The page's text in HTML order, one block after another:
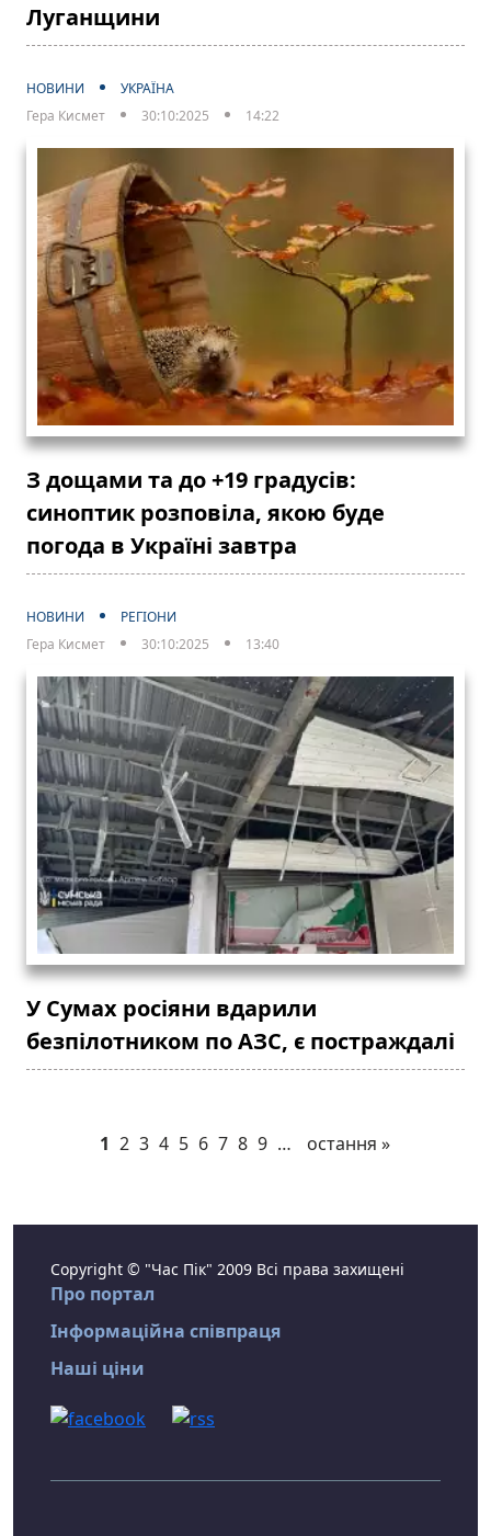
Луганщини
НОВИНИ
УКРАЇНА
Гера Кисмет
30:10:2025 14:22
З дощами та до +19 градусів:
синоптик розповіла, якою буде
погода в Україні завтра
НОВИНИ
РЕГІОНИ
Гера Кисмет
30:10:2025 13:40
У Сумах росіяни вдарили
безпілотником по АЗС, є постраждалі
1 2 3 4 5 6 7 8 9 … остання »
Copyright © "Час Пік" 2009 Всі права захищені
Про портал
Інформаційна співпраця
Наші ціни